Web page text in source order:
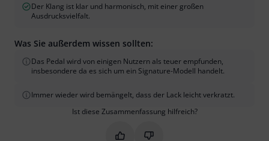
Der Klang ist klar und harmonisch, mit einer großen
Ausdrucksvielfalt.
Was Sie außerdem wissen sollten:
Das Pedal wird von einigen Nutzern als teuer empfunden,
insbesondere da es sich um ein Signature-Modell handelt.
Immer wieder wird bemängelt, dass der Lack leicht verkratzt.
Ist diese Zusammenfassung hilfreich?
Markieren Sie diese
Markieren Sie diese